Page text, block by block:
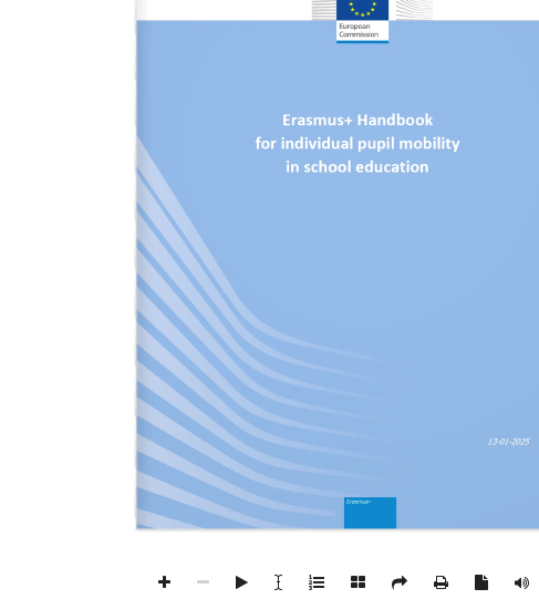
Erasmus+ Handbook
for individual pupil mobility
in school education
13-01-2025